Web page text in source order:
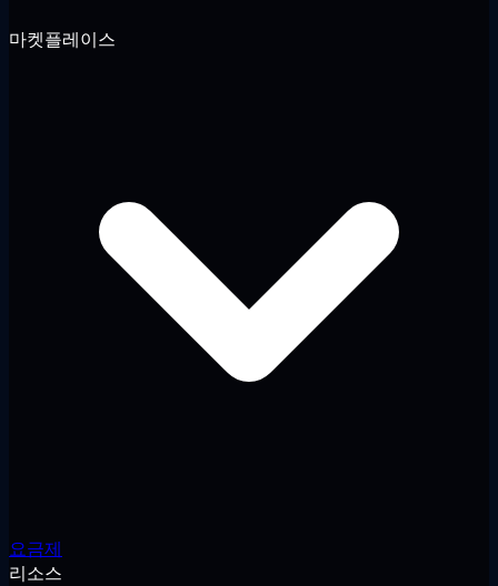
마켓플레이스
요금제
리소스